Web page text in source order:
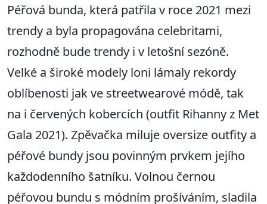
Péřová bunda, která patřila v roce 2021 mezi
trendy a byla propagována celebritami,
rozhodně bude trendy i v letošní sezóně.
Velké a široké modely loni lámaly rekordy
oblíbenosti jak ve streetwearové módě, tak
na i červených kobercích (outfit Rihanny z Met
Gala 2021). Zpěvačka miluje oversize outfity a
péřové bundy jsou povinným prvkem jejího
každodenního šatníku. Volnou černou
péřovou bundu s módním prošíváním, sladila